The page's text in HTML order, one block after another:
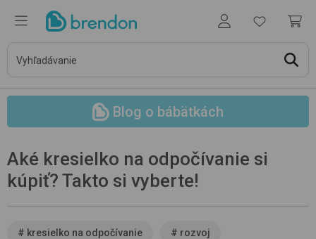
Blog o bábätkách
Aké kresielko na odpočívanie si
kúpiť? Takto si vyberte!
# kresielko na odpočívanie # rozvoj